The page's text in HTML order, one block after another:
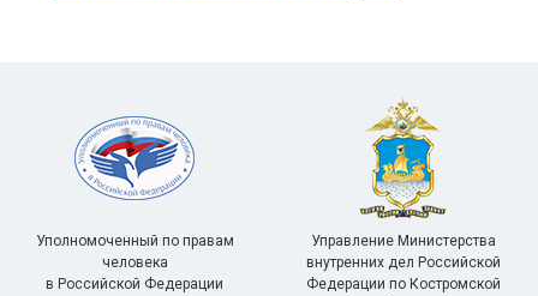
Уполномоченный по правам
человека
в Российской Федерации
Управление Министерства
внутренних дел Российской
Федерации по Костромской